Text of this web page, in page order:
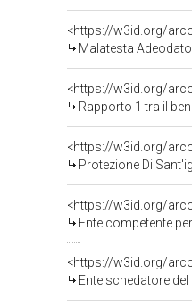
<https://w3id.org/
Malatesta
<https://w3id.org/
Rapporto 1 tra il
<https://w3id.org/
Protezione Di
<https://w3id.org/
Ente competente per tutela
<https://w3id.org/
Ente schedatore del bene